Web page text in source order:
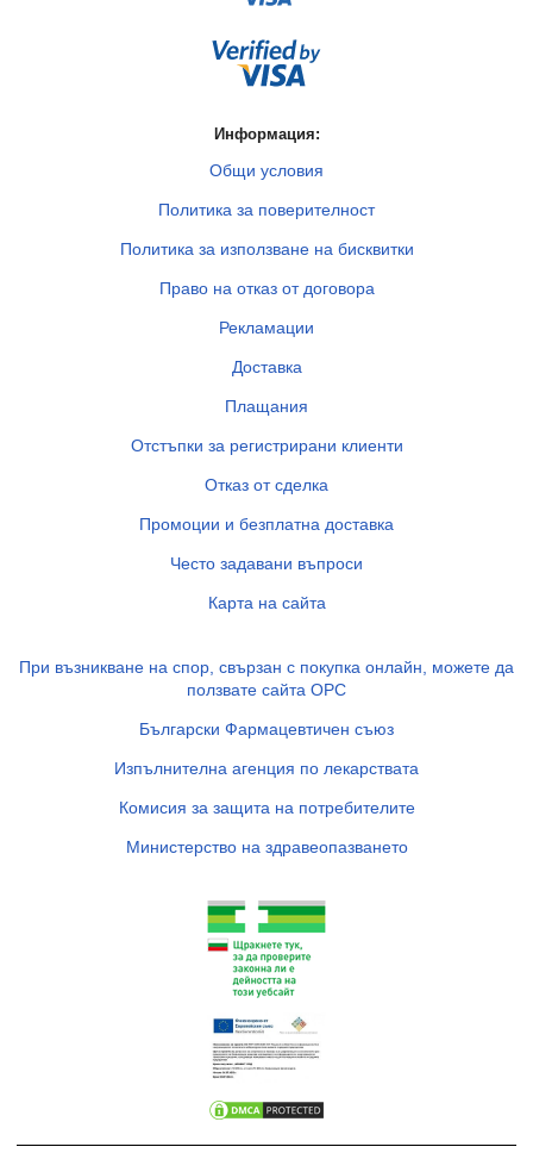
Информация:
Общи условия
Политика за поверителност
Политика за използване на бисквитки
Право на отказ от договора
Рекламации
Доставка
Плащания
Отстъпки за регистрирани клиенти
Отказ от сделка
Промоции и безплатна доставка
Често задавани въпроси
Карта на сайта
При възникване на спор, свързан с покупка онлайн, можете да
ползвате сайта ОРС
Български Фармацевтичен съюз
Изпълнителна агенция по лекарствата
Комисия за защита на потребителите
Министерство на здравеопазването